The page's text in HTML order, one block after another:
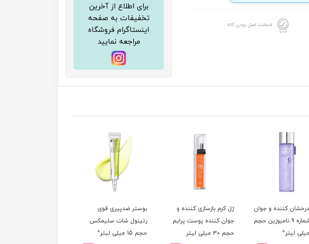
ضمانت اصل بودن کالا
برای اطلاع از آخرین
تخفیفات به صفحه
اینستاگرام فروشگاه
مراجعه نمایید
درخشان کننده و جوان
ساز شماره 9 نامبوزین حجم
ژل کرم بازسازی کننده و
جوان کننده پوست پرایم
حجم 30 میلی لیتر
بوستر ضدپیری قوی
رتینول شات سلیمکس
حجم 15 میلی لیتر^